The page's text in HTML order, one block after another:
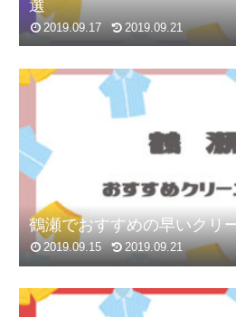
選
2019.09.17 2019.09.21
鶴瀬でおすすめの早いクリ
2019.09.15 2019.09.21